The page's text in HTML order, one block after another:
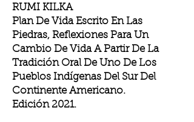
RUMI KILKA
Plan De Vida Escrito En Las
Piedras, Reflexiones Para Un
Cambio De Vida A Partir De La
Tradición Oral De Uno De Los
Pueblos Indígenas Del Sur Del
Continente Americano.
Edición 2021.